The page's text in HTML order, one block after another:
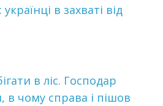
в захваті від
в ліс. Господар
в чому справа і пішов